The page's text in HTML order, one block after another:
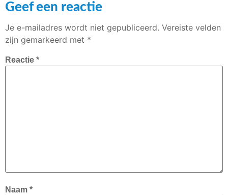
Geef een reactie
Je e-mailadres wordt niet gepubliceerd. Vereiste velden
zijn gemarkeerd met *
Reactie *
Naam *